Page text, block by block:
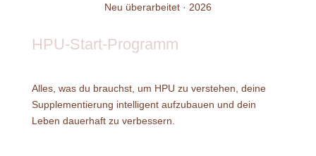
Neu überarbeitet · 2026
HPU-Start-Programm
Alles, was du brauchst, um HPU zu verstehen, deine
Supplementierung intelligent aufzubauen und dein
Leben dauerhaft zu verbessern.